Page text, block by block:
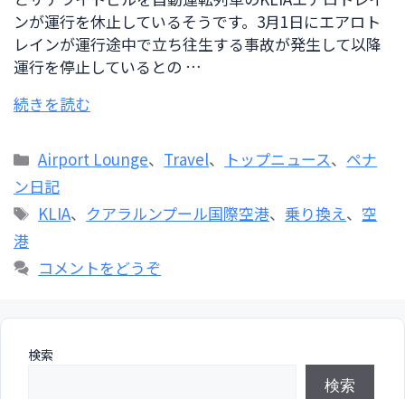
ンが運行を休止しているそうです。3月1日にエアロト
レインが運行途中で立ち往生する事故が発生して以降
運行を停止しているとの …
続きを読む
カ
テ
ゴ
リ
Airport Lounge、 Travel、 トップニュース、 ペナ
ン日記
タ
KLIA、 クアラルンプール国際空港、乗り換え、 空
港
コメントをどうぞ
検索
検索